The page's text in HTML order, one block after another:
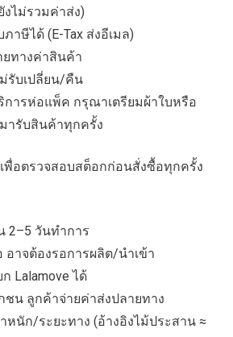
งไม่รวมค่าส่ง)
าษีได้ (E-Tax ส่งอีเมล)
ยทางค่าสินค้า
รับเปลี่ยน/คืน
การห่อแพ็ค กรุณาเตรียมผ้าใบหรือ
รับสินค้าทุกครั้ง
พื่อตรวจสอบสต็อกก่อนสั่งซื้อทุกครั้ง
2–5 วันทำการ
อาจต้องรอการผลิต/นำเข้า
Lalamove ได้
ชน ลูกค้าจ่ายค่าส่งปลายทาง
นัก/ระยะทาง (อ้างอิงไม้ประสาน ≈